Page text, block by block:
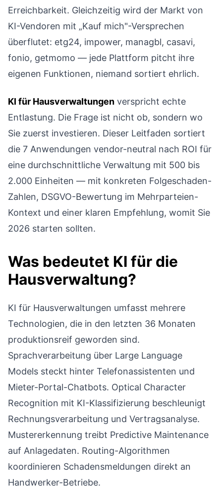
Erreichbarkeit. Gleichzeitig wird der Markt von
KI-Vendoren mit „Kauf mich"-Versprechen
überflutet: etg24, impower, managbl, casavi,
fonio, getmomo — jede Plattform pitcht ihre
eigenen Funktionen, niemand sortiert ehrlich.
KI für Hausverwaltungen verspricht echte
Entlastung. Die Frage ist nicht ob, sondern wo
Sie zuerst investieren. Dieser Leitfaden sortiert
die 7 Anwendungen vendor-neutral nach ROI für
eine durchschnittliche Verwaltung mit 500 bis
2.000 Einheiten — mit konkreten Folgeschaden-
Zahlen, DSGVO-Bewertung im Mehrparteien-
Kontext und einer klaren Empfehlung, womit Sie
2026 starten sollten.
Was bedeutet KI für die
Hausverwaltung?
KI für Hausverwaltungen umfasst mehrere
Technologien, die in den letzten 36 Monaten
produktionsreif geworden sind.
Sprachverarbeitung über Large Language
Models steckt hinter Telefonassistenten und
Mieter-Portal-Chatbots. Optical Character
Recognition mit KI-Klassifizierung beschleunigt
Rechnungsverarbeitung und Vertragsanalyse.
Mustererkennung treibt Predictive Maintenance
auf Anlagedaten. Routing-Algorithmen
koordinieren Schadensmeldungen direkt an
Handwerker-Betriebe.